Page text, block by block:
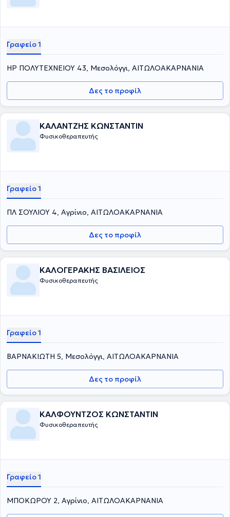
Γραφείο 1
ΗΡ ΠΟΛΥΤΕΧΝΕΙΟΥ 43, Μεσολόγγι, ΑΙΤΩΛΟΑΚΑΡΝΑΝΙΑ
Δες το προφίλ
ΚΑΛΑΝΤΖΗΣ ΚΩΝΣΤΑΝΤΙΝ
Φυσικοθεραπευτής
Γραφείο 1
ΠΛ ΣΟΥΛΙΟΥ 4, Αγρίνιο, ΑΙΤΩΛΟΑΚΑΡΝΑΝΙΑ
Δες το προφίλ
ΚΑΛΟΓΕΡΑΚΗΣ ΒΑΣΙΛΕΙΟΣ
Φυσικοθεραπευτής
Γραφείο 1
ΒΑΡΝΑΚΙΩΤΗ 5, Μεσολόγγι, ΑΙΤΩΛΟΑΚΑΡΝΑΝΙΑ
Δες το προφίλ
ΚΑΛΦΟΥΝΤΖΟΣ ΚΩΝΣΤΑΝΤΙΝ
Φυσικοθεραπευτής
Γραφείο 1
ΜΠΟΚΩΡΟΥ 2, Αγρίνιο, ΑΙΤΩΛΟΑΚΑΡΝΑΝΙΑ